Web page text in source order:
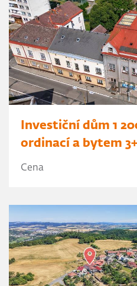
Investiční dům 1
ordinací a bytem
Cena